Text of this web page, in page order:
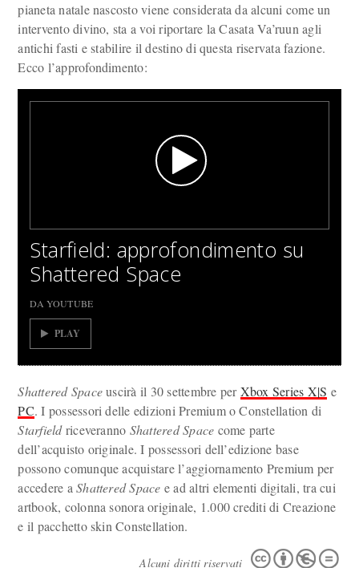
pianeta natale nascosto viene considerata da alcuni come un
intervento divino, sta a voi riportare la Casata Va’ruun agli
antichi fasti e stabilire il destino di questa riservata fazione.
Ecco l’approfondimento:
Starfield: approfondimento su
Shattered Space
DA YOUTUBE
PLAY
Shattered Spaceuscirà il 30 settembre perXbox Series X|S e
PC. I possessori delle edizioni Premium o Constellation di
Starfieldriceveranno Shattered Space come parte
dell’acquisto originale. I possessori dell’edizione base
possono comunque acquistare l’aggiornamento Premium per
accedere aShattered Space e ad altri elementi digitali, tra cui
artbook, colonna sonora originale, 1.000 crediti di Creazione
e il pacchetto skin Constellation.
Alcuni diritti riservati